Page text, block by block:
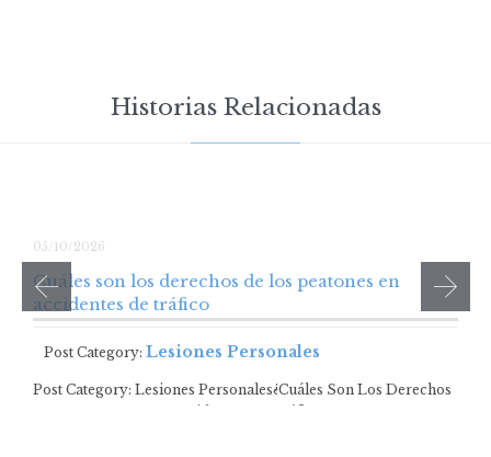
Historias Relacionadas
05/10/2026
Cuáles son los derechos de los peatones en
accidentes de tráfico
Post Category: Lesiones Personales
Post Category: Lesiones Personales¿Cuáles Son Los Derechos